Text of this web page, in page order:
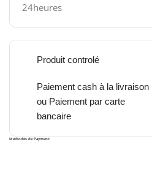
24heures
Produit controlé
Paiement cash à la livraison
ou Paiement par carte
bancaire
Methodes de Payment: